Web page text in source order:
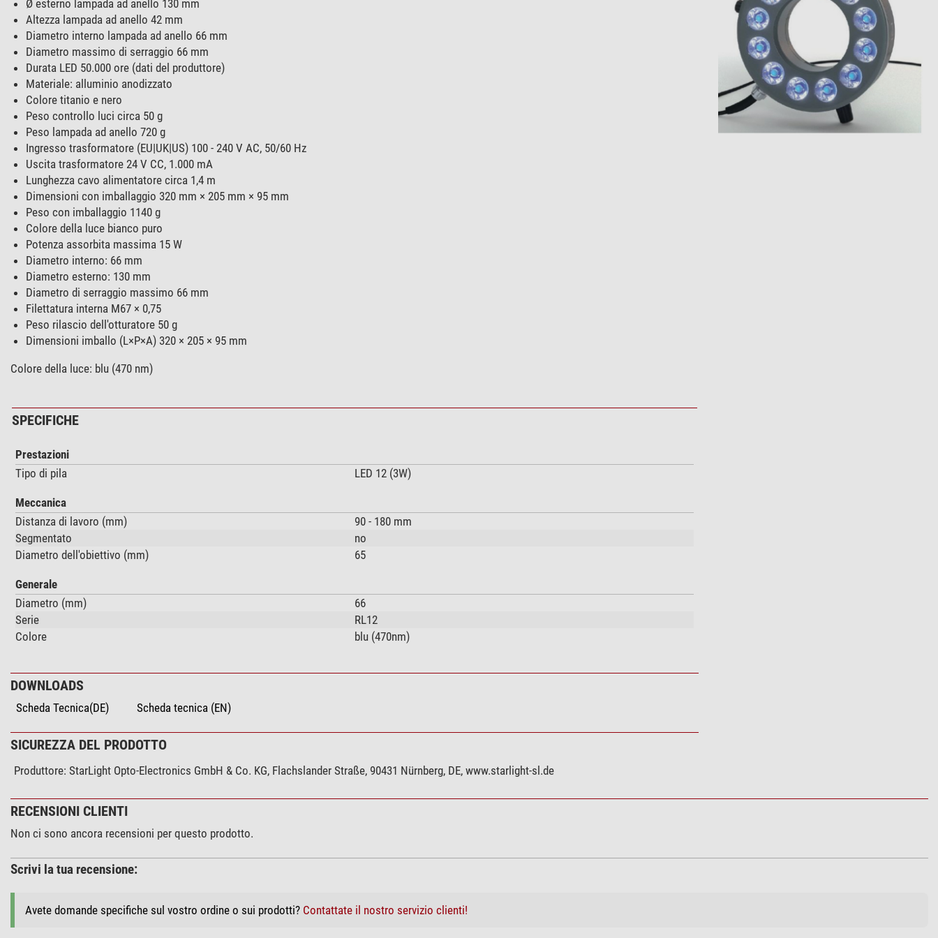
Ø esterno lampada ad anello 130 mm
Altezza lampada ad anello 42 mm
Diametro interno lampada ad anello 66 mm
Diametro massimo di serraggio 66 mm
Durata LED 50.000 ore (dati del produttore)
Materiale: alluminio anodizzato
Colore titanio e nero
Peso controllo luci circa 50 g
Peso lampada ad anello 720 g
Ingresso trasformatore (EU|UK|US) 100 - 240 V AC, 50/60 Hz
Uscita trasformatore 24 V CC, 1.000 mA
Lunghezza cavo alimentatore circa 1,4 m
Dimensioni con imballaggio 320 mm × 205 mm × 95 mm
Peso con imballaggio 1140 g
Colore della luce bianco puro
Potenza assorbita massima 15 W
Diametro interno: 66 mm
Diametro esterno: 130 mm
Diametro di serraggio massimo 66 mm
Filettatura interna M67 × 0,75
Peso rilascio dell'otturatore 50 g
Dimensioni imballo (L×P×A) 320 × 205 × 95 mm
Colore della luce: blu (470 nm)
SPECIFICHE
Prestazioni
Tipo di pila
LED 12 (3W)
Meccanica
Distanza di lavoro (mm)
90 - 180 mm
Segmentato
no
Diametro dell'obiettivo (mm)
65
Generale
Diametro (mm)
66
Serie
RL12
Colore
blu (470nm)
DOWNLOADS
Scheda Tecnica(DE) Scheda tecnica (EN)
SICUREZZA DEL PRODOTTO
Produttore: StarLight Opto-Electronics GmbH & Co. KG, Flachslander Straße, 90431 Nürnberg, DE, www.starlight-sl.de
RECENSIONI CLIENTI
Non ci sono ancora recensioni per questo prodotto.
Scrivi la tua recensione:
Avete domande specifiche sul vostro ordine o sui prodotti? Contattate il nostro servizio clienti!